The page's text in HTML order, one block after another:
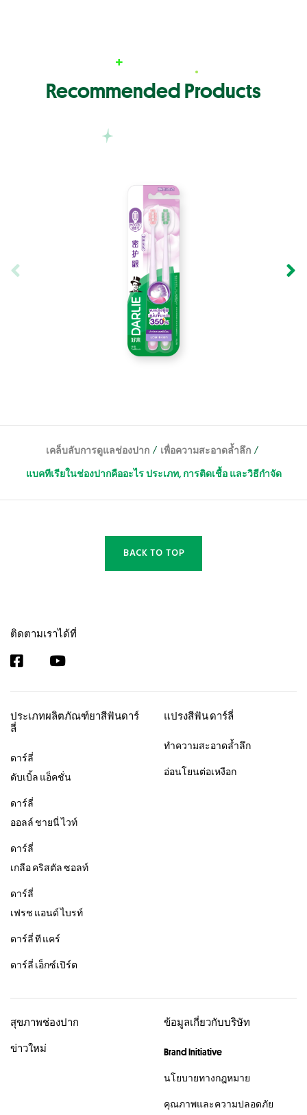
Recommended Products
เคล็บลับการดูแลช่องปาก / เพื่อความสะอาดล้ำลึก /
แบคทีเรียในช่องปากคืออะไร ประเภท, การติดเชื้อ และวิธีกำจัด
BACK TO TOP
ติดตามเราได้ที่
ประเภทผลิตภัณฑ์ยาสีฟันดาร์
ลี่
ดาร์ลี่
ดับเบิ้ล แอ็คชั่น
ดาร์ลี่
ออลล์ ชายนี่ ไวท์
ดาร์ลี่
เกลือ คริสตัล ซอลท์
ดาร์ลี่
เฟรช แอนด์ ไบรท์
ดาร์ลี่ ที แคร์
ดาร์ลี่ เอ็กซ์เปิร์ต
แปรงสีฟัน ดาร์ลี่
ทำความสะอาดล้ำลึก
อ่อนโยนต่อเหงือก
สุขภาพช่องปาก
ข่าวใหม่
ข้อมูลเกี่ยวกับบริษัท
Brand Initiative
นโยบายทางกฎหมาย
คุณภาพและความปลอดภัย